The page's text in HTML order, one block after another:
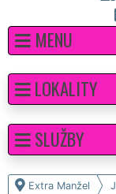
MENU
Extra Manžel
LOKALITY
SLUŽBY